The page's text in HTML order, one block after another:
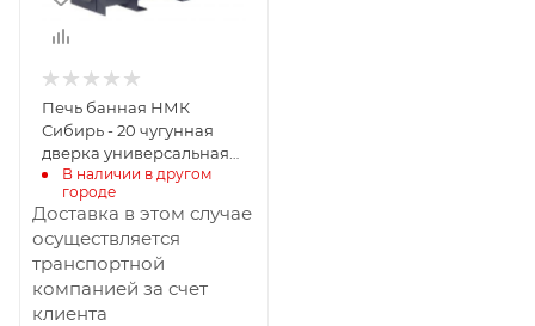
Материал
Чугун
Вид топлива
Дрова
Диаметр дымохода,
мм
115
Длина дров, мм
360
Печь банная НМК
Сибирь - 20 чугунная
дверка универсальная
сетка пруток
В наличии в другом
городе
Доставка в этом случае
осуществляется
транспортной
компанией за счет
клиента